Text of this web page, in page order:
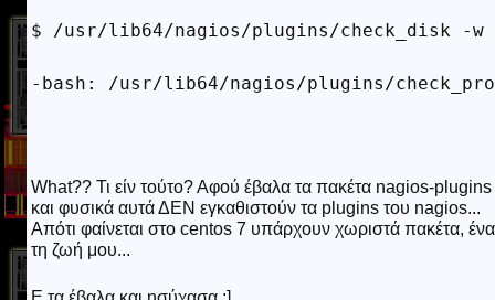
$ /usr/lib64/nagios/plugins/check_disk -w
What?? Τι είν τούτο? Αφού έβαλα τα πακέτα nagios-
και φυσικά αυτά ΔΕΝ εγκαθιστούν τα plugins του nagios...
Απότι φαίνεται στο centos 7 υπάρχουν χωριστά πακέτα,
τη ζωή μου...